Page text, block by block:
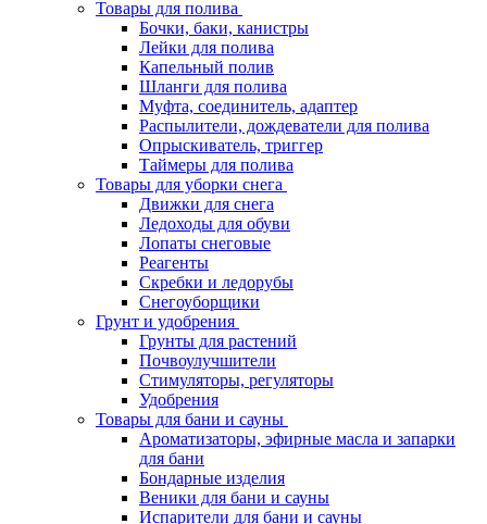
Товары для полива
Бочки, баки, канистры
Лейки для полива
Капельный полив
Шланги для полива
Муфта, соединитель, адаптер
Распылители, дождеватели для полива
Опрыскиватель, триггер
Таймеры для полива
Товары для уборки снега
Движки для снега
Ледоходы для обуви
Лопаты снеговые
Реагенты
Скребки и ледорубы
Снегоуборщики
Грунт и удобрения
Грунты для растений
Почвоулучшители
Стимуляторы, регуляторы
Удобрения
Товары для бани и сауны
Ароматизаторы, эфирные масла и запарки
для бани
Бондарные изделия
Веники для бани и сауны
Испарители для бани и сауны